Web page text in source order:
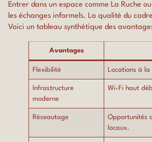
Entrer dans un espace comme La Ruche
les échanges informels. La qualité du
Voici un tableau synthétique des
Avantages
Flexibilité Locations à
Infrastructure
moderne
Wi-Fi haut
Réseautage
Opportunités
locaux.